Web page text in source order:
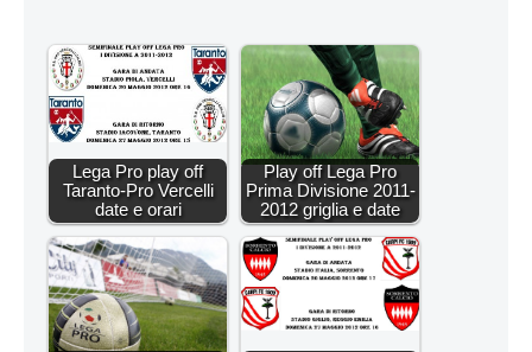
Lega Pro play off
Taranto-Pro Vercelli
date e orari
Play off Lega Pro
Prima Divisione 2011-
2012 griglia e date